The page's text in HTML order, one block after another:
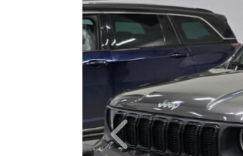
Câmbio
Automático
Ano/Modelo
2023/2024